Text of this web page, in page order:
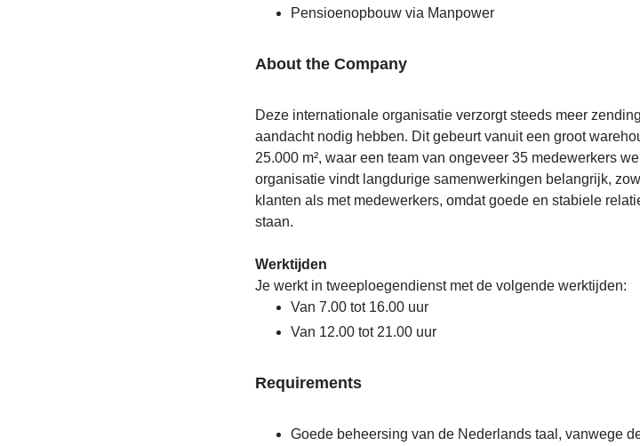
Pensioenopbouw via Manpower
About the Company
Deze internationale organisatie verzorgt steeds meer
aandacht nodig hebben. Dit gebeurt vanuit een groot
25.000 m², waar een team van ongeveer 35 medewerkers
organisatie vindt langdurige samenwerkingen belangrijk,
klanten als met medewerkers, omdat goede en stabiele
staan.
Werktijden
Je werkt in tweeploegendienst met de volgende werktijden:
Van 7.00 tot 16.00 uur
Van 12.00 tot 21.00 uur
Requirements
Goede beheersing van de Nederlands taal, vanwege